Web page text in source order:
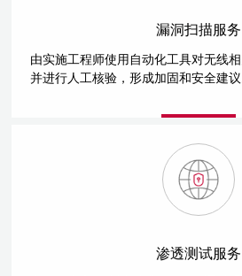
漏洞扫描服务
由实施工程师使用自动化工具对无线
并进行人工核验，形成加固和安全建议
渗透测试服务